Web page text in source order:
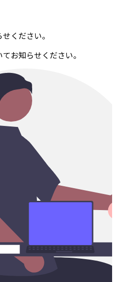
ください。
お知らせください。